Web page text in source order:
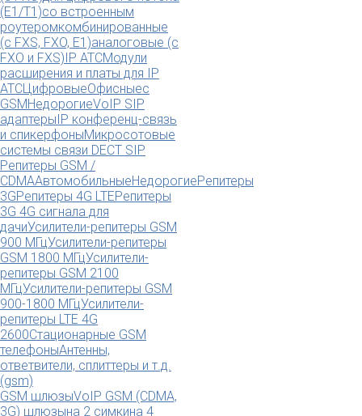
(E1/T1)со встроенным
роутеромкомбинированные
(c FXS, FXO, E1)аналоговые (с
FXO и FXS)IP АТСМодули
расширения и платы для IP
АТСЦифровыеОфисныес
GSMНедорогиеVoIP SIP
адаптерыIP конференц-связь
и спикерфоныМикросотовые
системы связи DECT SIP
Репитеры GSM /
CDMAАвтомобильныеНедорогиеРепитеры
3GРепитеры 4G LTEРепитеры
3G 4G сигнала для
дачиУсилители-репитеры GSM
900 МГцУсилители-репитеры
GSM 1800 МГцУсилители-
репитеры GSM 2100
МГцУсилители-репитеры GSM
900-1800 МГцУсилители-
репитеры LTE 4G
2600Стационарные GSM
телефоныАнтенны,
ответвители, сплиттеры и т.д.
(gsm)
GSM шлюзыVoIP GSM (CDMA,
3G) шлюзына 2 симкина 4